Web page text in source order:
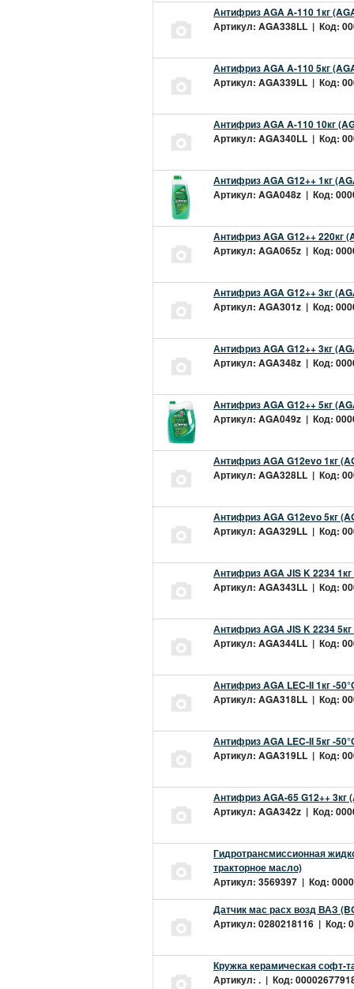
Антифриз AGA A-110 1кг
Артикул: AGA338LL | Код:
Антифриз AGA A-110 5кг
Артикул: AGA339LL | Код:
Антифриз AGA A-110 10кг
Артикул: AGA340LL | Код:
Антифриз AGA G12++ 1кг
Артикул: AGA048z | Код:
Антифриз AGA G12++ 220кг
Артикул: AGA065z | Код:
Антифриз AGA G12++ 3кг
Артикул: AGA301z | Код:
Антифриз AGA G12++ 3кг
Артикул: AGA348z | Код:
Антифриз AGA G12++ 5кг
Артикул: AGA049z | Код:
Антифриз AGA G12evo 1кг
Артикул: AGA328LL | Код:
Антифриз AGA G12evo 5кг
Артикул: AGA329LL | Код:
Антифриз AGA JIS K 2234
Артикул: AGA343LL | Код:
Антифриз AGA JIS K 2234
Артикул: AGA344LL | Код:
Антифриз AGA LEC-II 1кг -
Артикул: AGA318LL | Код:
Антифриз AGA LEC-II 5кг -
Артикул: AGA319LL | Код:
Антифриз AGA-65 G12++ 3кг
Артикул: AGA342z | Код:
Гидротрансмиссионная
тракторное масло)
Артикул: 3569397 | Код:
Датчик мас расх возд ВАЗ
Артикул: 0280218116 | Код:
Кружка керамическая софт-
Артикул: . | Код: